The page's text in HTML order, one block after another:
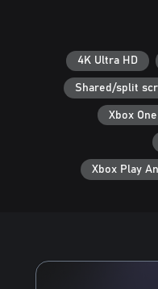
4K Ultra HD
Shared/split
Xbox
Xbox Play